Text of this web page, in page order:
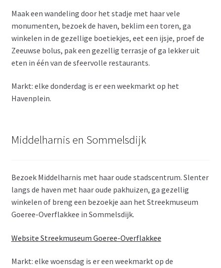
Maak een wandeling door het stadje met haar vele
monumenten, bezoek de haven, beklim een toren, ga
winkelen in de gezellige boetiekjes, eet een ijsje, proef de
Zeeuwse bolus, pak een gezellig terrasje of ga lekker uit
eten in één van de sfeervolle restaurants.
Markt: elke donderdag is er een weekmarkt op het
Havenplein.
Middelharnis en Sommelsdijk
Bezoek Middelharnis met haar oude stadscentrum. Slenter
langs de haven met haar oude pakhuizen, ga gezellig
winkelen of breng een bezoekje aan het Streekmuseum
Goeree-Overflakkee in Sommelsdijk.
Website Streekmuseum Goeree-Overflakkee
Markt: elke woensdag is er een weekmarkt op de